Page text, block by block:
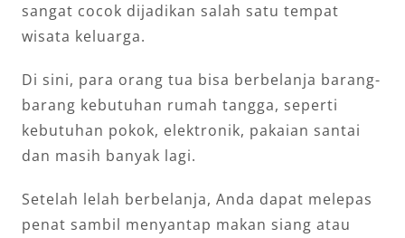
sangat cocok dijadikan salah satu tempat
wisata keluarga.
Di sini, para orang tua bisa berbelanja barang-
barang kebutuhan rumah tangga, seperti
kebutuhan pokok, elektronik, pakaian santai
dan masih banyak lagi.
Setelah lelah berbelanja, Anda dapat melepas
penat sambil menyantap makan siang atau